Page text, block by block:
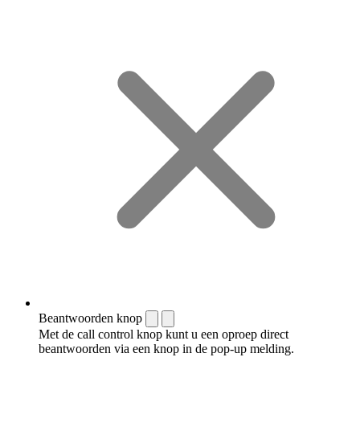
Beantwoorden knop
Met de call control knop kunt u een oproep direct
beantwoorden via een knop in de pop-up melding.